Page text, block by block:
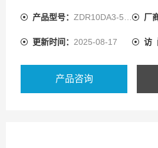
产品型号： ZDR10DA3-5X/25YM 厂
更新时间： 2025-08-17 访
产品咨询